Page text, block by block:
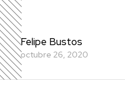
Felipe Bustos
octubre 26, 2020